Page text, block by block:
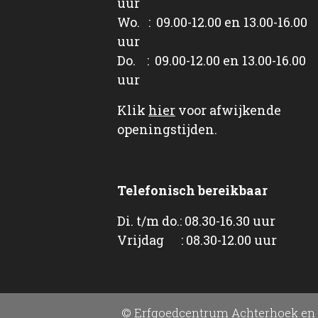
Wo. : 09.00-12.00 en 13.00-16.00
uur
Do. : 09.00-12.00 en 13.00-16.00
uur
Klik hier voor afwijkende
openingstijden.
Telefonisch bereikbaar
Di. t/m do.: 08.30-16.30 uur
Vrijdag : 08.30-12.00 uur
© Erfgoedcentrum Achterhoek en